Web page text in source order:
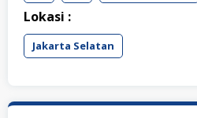
Lokasi :
Jakarta Selatan